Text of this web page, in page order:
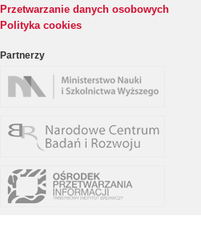
Przetwarzanie danych osobowych
Polityka cookies
Partnerzy